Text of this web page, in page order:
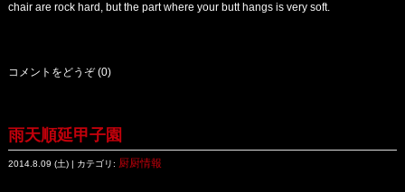
chair are rock hard, but the part where your butt hangs is very soft.
コメントをどうぞ (0)
雨天順延甲子園
2014.8.09 (土) | カテゴリ: 厨厨情報